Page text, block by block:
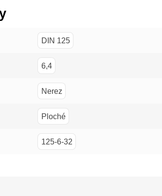
DIN 125
6,4
Nerez
Ploché
125-6-32